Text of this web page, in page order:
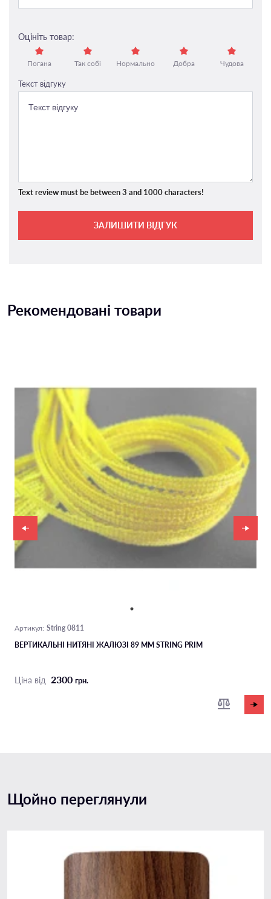
Оцініть товар:
Погана Так собі Нормально Добра Чудова
Текст відгуку
Text review must be between 3 and 1000 characters!
ЗАЛИШИТИ ВІДГУК
Рекомендовані товари
Артикул: String 0811
ВЕРТИКАЛЬНІ НИТЯНІ ЖАЛЮЗІ 89 ММ STRING PRIM
Ціна від 2300 грн.
Щойно переглянули